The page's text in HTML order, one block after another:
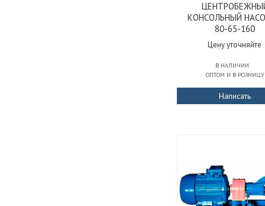
КОНСОЛЬНЫЙ
80-65-160
Цену уточняйте
В НАЛИЧИИ
ОПТОМ И В РОЗНИЦУ
Написать